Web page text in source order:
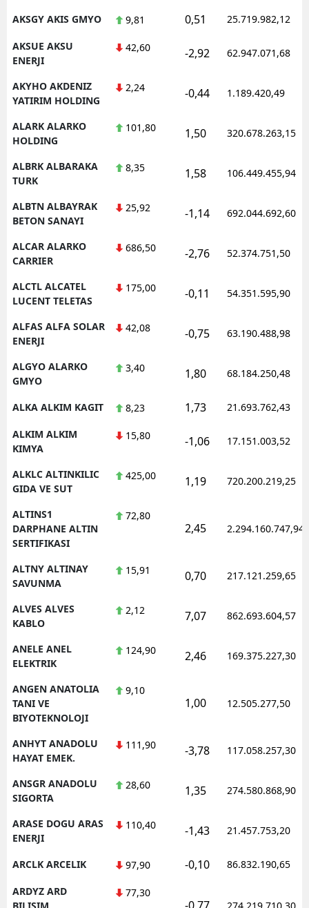
AKSGY AKIS GMYO 9,81 0,51 25.719.982,12
AKSUE AKSU
ENERJI
42,60 -2,92 62.947.071,68
AKYHO AKDENIZ
YATIRIM HOLDING
2,24 -0,44 1.189.420,49
ALARK ALARKO
HOLDING
101,80 1,50 320.678.263,15
ALBRK ALBARAKA
TURK
8,35 1,58 106.449.455,94
ALBTN ALBAYRAK
BETON SANAYI
25,92 -1,14 692.044.692,60
ALCAR ALARKO
CARRIER
686,50 -2,76 52.374.751,50
ALCTL ALCATEL
LUCENT TELETAS
175,00 -0,11 54.351.595,90
ALFAS ALFA SOLAR
ENERJI
42,08 -0,75 63.190.488,98
ALGYO ALARKO
GMYO
3,40 1,80 68.184.250,48
ALKA ALKIM KAGIT 8,23 1,73 21.693.762,43
ALKIM ALKIM
KIMYA
15,80 -1,06 17.151.003,52
ALKLC ALTINKILIC
GIDA VE SUT
425,00 1,19 720.200.219,25
ALTINS1
DARPHANE ALTIN
SERTIFIKASI
72,80
2,45 2.294.160.747,94
ALTNY ALTINAY
SAVUNMA
15,91 0,70 217.121.259,65
ALVES ALVES
KABLO
2,12 7,07 862.693.604,57
ANELE ANEL
ELEKTRIK
124,90 2,46 169.375.227,30
ANGEN ANATOLIA
TANI VE
BIYOTEKNOLOJI
9,10
1,00 12.505.277,50
ANHYT ANADOLU
HAYAT EMEK.
111,90 -3,78 117.058.257,30
ANSGR ANADOLU
SIGORTA
28,60 1,35 274.580.868,90
ARASE DOGU ARAS
ENERJI
110,40 -1,43 21.457.753,20
ARCLK ARCELIK 97,90 -0,10 86.832.190,65
ARDYZ ARD
BILISIM
77,30
-0,77 274.219.710,30